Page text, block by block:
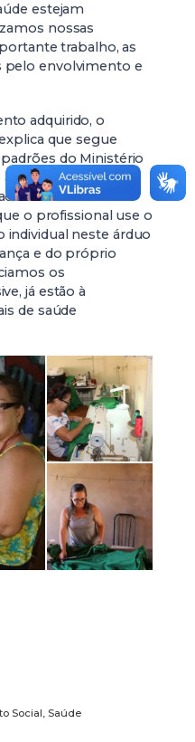
estejam
nossas
trabalho, as
pelo envolvimento e
adquirido, o
que segue
do Ministério
pacientes com
de coronavírus
o profissional use o
neste árduo
e do próprio
os
já estão à
de saúde
Social, Saúde